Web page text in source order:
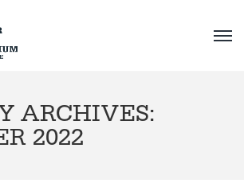
ARCHIVES:
2022